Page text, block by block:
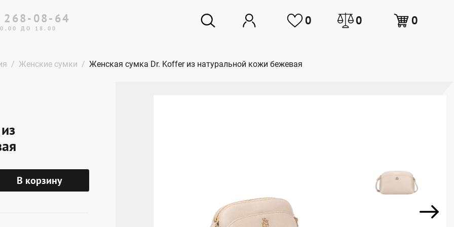
268-08-64
ДО 18.00
0 0 0
Женские сумки Женская сумка Dr. Koffer из натуральной кожи бежевая
В корзину